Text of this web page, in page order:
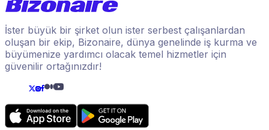
İster büyük bir şirket olun ister serbest çalışanlardan
oluşan bir ekip, Bizonaire, dünya genelinde iş kurma ve
büyümenize yardımcı olacak temel hizmetler için
güvenilir ortağınızdır!